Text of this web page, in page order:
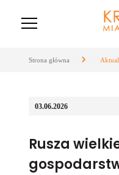
Strona główna
03.06.2026
Rusza